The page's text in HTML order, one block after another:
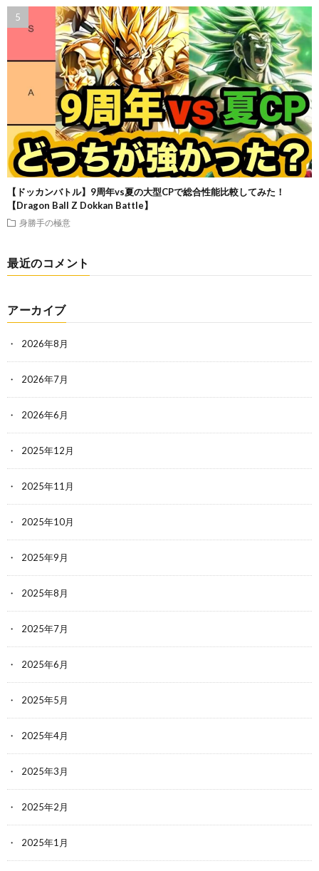
【ドッカンバトル】9周年vs夏の大型CPで総合性能比較してみた！
【Dragon Ball Z Dokkan Battle】
身勝手の極意
最近のコメント
アーカイブ
2026年8月
2026年7月
2026年6月
2025年12月
2025年11月
2025年10月
2025年9月
2025年8月
2025年7月
2025年6月
2025年5月
2025年4月
2025年3月
2025年2月
2025年1月